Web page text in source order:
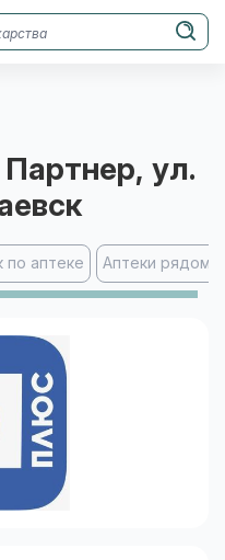
, ул.
по аптеке Аптеки рядом